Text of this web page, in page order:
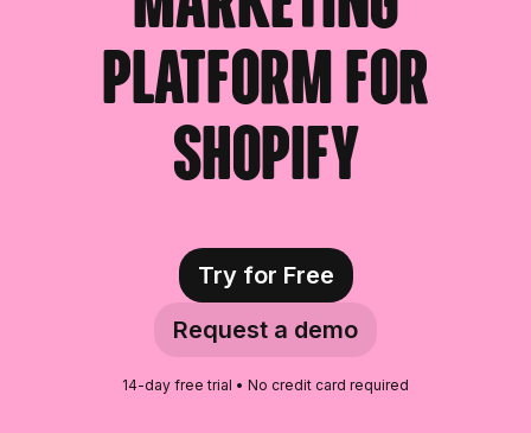
Barranquilla Beauty Influencers
Belfast Beauty Influencers
Belgrade Beauty Influencers
Belo Horizonte Beauty
Berlin Beauty Influencers
Birmingham Beauty Influencers
platform for
Shopify
Try for Free
Request a demo
14-day free trial • No credit card required